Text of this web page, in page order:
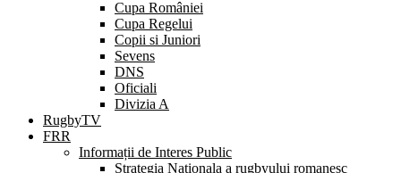
Cupa României
Cupa Regelui
Copii si Juniori
Sevens
DNS
Oficiali
Divizia A
RugbyTV
FRR
Informații de Interes Public
Strategia Nationala a rugbyului romanesc